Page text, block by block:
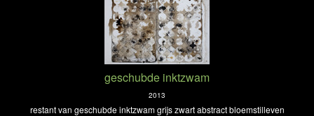
geschubde inktzwam
2013
restant van geschubde inktzwam grijs zwart abstract bloemstilleven